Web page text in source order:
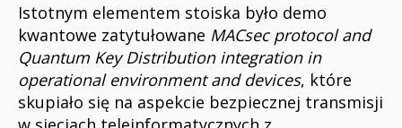
Istotnym elementem stoiska było demo
kwantowe zatytułowane MACsec protocol and
Quantum Key Distribution integration in
operational environment and devices, które
skupiało się na aspekcie bezpiecznej transmisji